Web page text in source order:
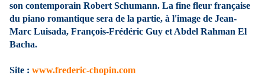
son contemporain Robert Schumann. La fine fleur française
du piano romantique sera de la partie, à l'image de Jean-
Marc Luisada, François-Frédéric Guy et Abdel Rahman El
Bacha.
Site : www.frederic-chopin.com